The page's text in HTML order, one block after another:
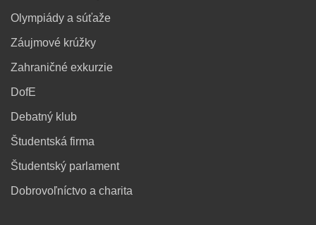
Olympiády a súťaže
Záujmové krúžky
Zahraničné exkurzie
DofE
Debatný klub
Študentská firma
Študentský parlament
Dobrovoľníctvo a charita